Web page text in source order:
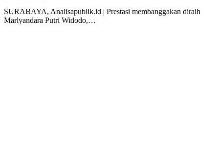
SURABAYA, Analisapublik.id | Prestasi membanggakan diraih
Marlyandara Putri Widodo,…